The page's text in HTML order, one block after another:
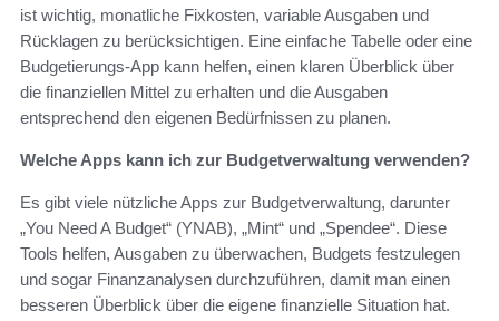
ist wichtig, monatliche Fixkosten, variable Ausgaben und
Rücklagen zu berücksichtigen. Eine einfache Tabelle oder eine
Budgetierungs-App kann helfen, einen klaren Überblick über
die finanziellen Mittel zu erhalten und die Ausgaben
entsprechend den eigenen Bedürfnissen zu planen.
Welche Apps kann ich zur Budgetverwaltung verwenden?
Es gibt viele nützliche Apps zur Budgetverwaltung, darunter
„You Need A Budget“ (YNAB), „Mint“ und „Spendee“. Diese
Tools helfen, Ausgaben zu überwachen, Budgets festzulegen
und sogar Finanzanalysen durchzuführen, damit man einen
besseren Überblick über die eigene finanzielle Situation hat.